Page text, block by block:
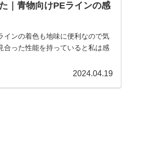
｜青物向けPEラインの感
インの着色も地味に便利なので気
合った性能を持っていると私は感
2024.04.19